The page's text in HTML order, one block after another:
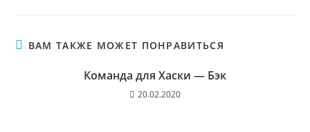
ВАМ ТАКЖЕ МОЖЕТ ПОНРАВИТЬСЯ
Команда для Хаски — Бэк
20.02.2020